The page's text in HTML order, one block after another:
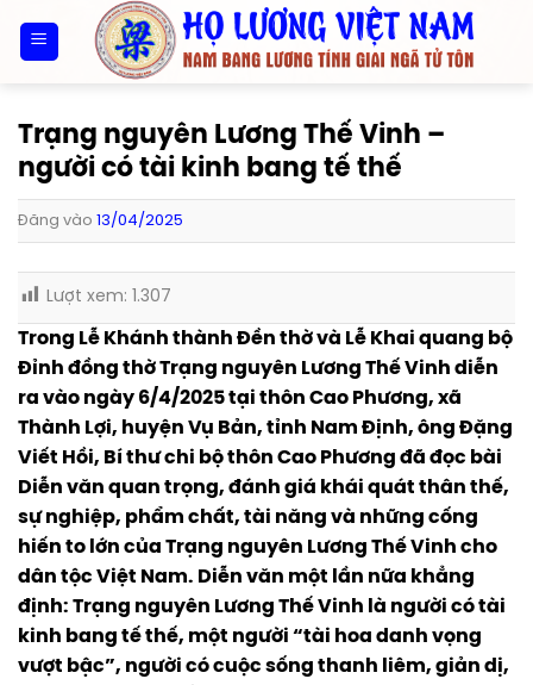
qua
Trạng nguyên Lương Thế Vinh –
người có tài kinh bang tế thế
Đăng vào 13/04/2025
Lượt xem: 1.307
Trong Lễ Khánh thành Đền thờ và Lễ Khai quang bộ
Đỉnh đồng thờ Trạng nguyên Lương Thế Vinh diễn
ra vào ngày 6/4/2025 tại thôn Cao Phương, xã
Thành Lợi, huyện Vụ Bản, tỉnh Nam Định, ông Đặng
Viết Hồi, Bí thư chi bộ thôn Cao Phương đã đọc bài
Diễn văn quan trọng, đánh giá khái quát thân thế,
sự nghiệp, phẩm chất, tài năng và những cống
hiến to lớn của Trạng nguyên Lương Thế Vinh cho
dân tộc Việt Nam. Diễn văn một lần nữa khẳng
định: Trạng nguyên Lương Thế Vinh là người có tài
kinh bang tế thế, một người “tài hoa danh vọng
vượt bậc”, người có cuộc sống thanh liêm, giản dị,